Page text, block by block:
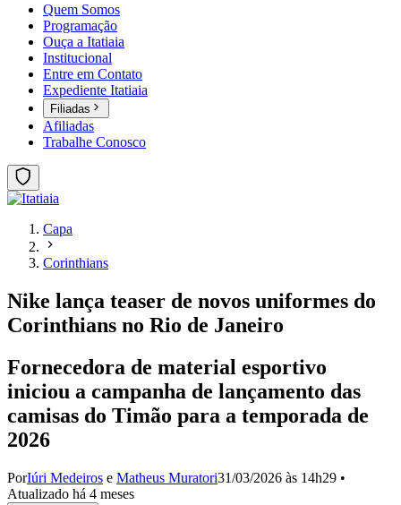
Quem Somos
Programação
Ouça a Itatiaia
Institucional
Entre em Contato
Expediente Itatiaia
Filiadas
Afiliadas
Trabalhe Conosco
Capa
Corinthians
Nike lança teaser de novos uniformes do
Corinthians no Rio de Janeiro
Fornecedora de material esportivo
iniciou a campanha de lançamento das
camisas do Timão para a temporada de
2026
PorIúri Medeiros e Matheus Muratori31/03/2026 às 14h29 •
Atualizado há 4 meses